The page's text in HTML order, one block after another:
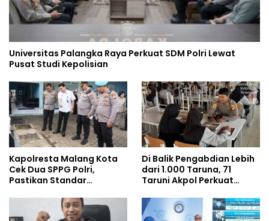
Universitas Palangka Raya Perkuat SDM Polri Lewat
Pusat Studi Kepolisian
Kapolresta Malang Kota
Cek Dua SPPG Polri,
Pastikan Standar
Pengelolaan Limbah
Berjalan Optimal
Di Balik Pengabdian Lebih
dari 1.000 Taruna, 71
Taruni Akpol Perkuat
Siswa Sekolah Rakyat